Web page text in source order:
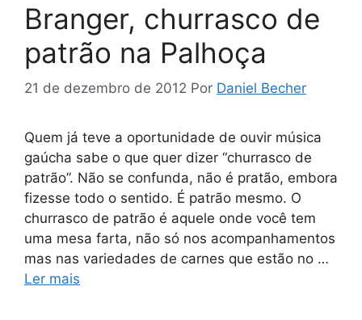
Branger, churrasco de
patrão na Palhoça
21 de dezembro de 2012 Por Daniel Becher
Quem já teve a oportunidade de ouvir música
gaúcha sabe o que quer dizer “churrasco de
patrão”. Não se confunda, não é pratão, embora
fizesse todo o sentido. É patrão mesmo. O
churrasco de patrão é aquele onde você tem
uma mesa farta, não só nos acompanhamentos
mas nas variedades de carnes que estão no …
Ler mais